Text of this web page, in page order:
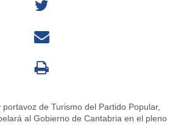
de Turismo del Partido Popular,
al Gobierno de Cantabria en el pleno